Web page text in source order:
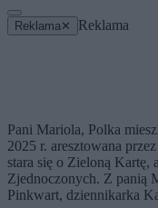
Reklama ✕ Reklama
Pani Mariola, Polka
2025 r. aresztowana
stara się o Zieloną Kartę,
Zjednoczonych. Z panią
Pinkwart, dziennikarka